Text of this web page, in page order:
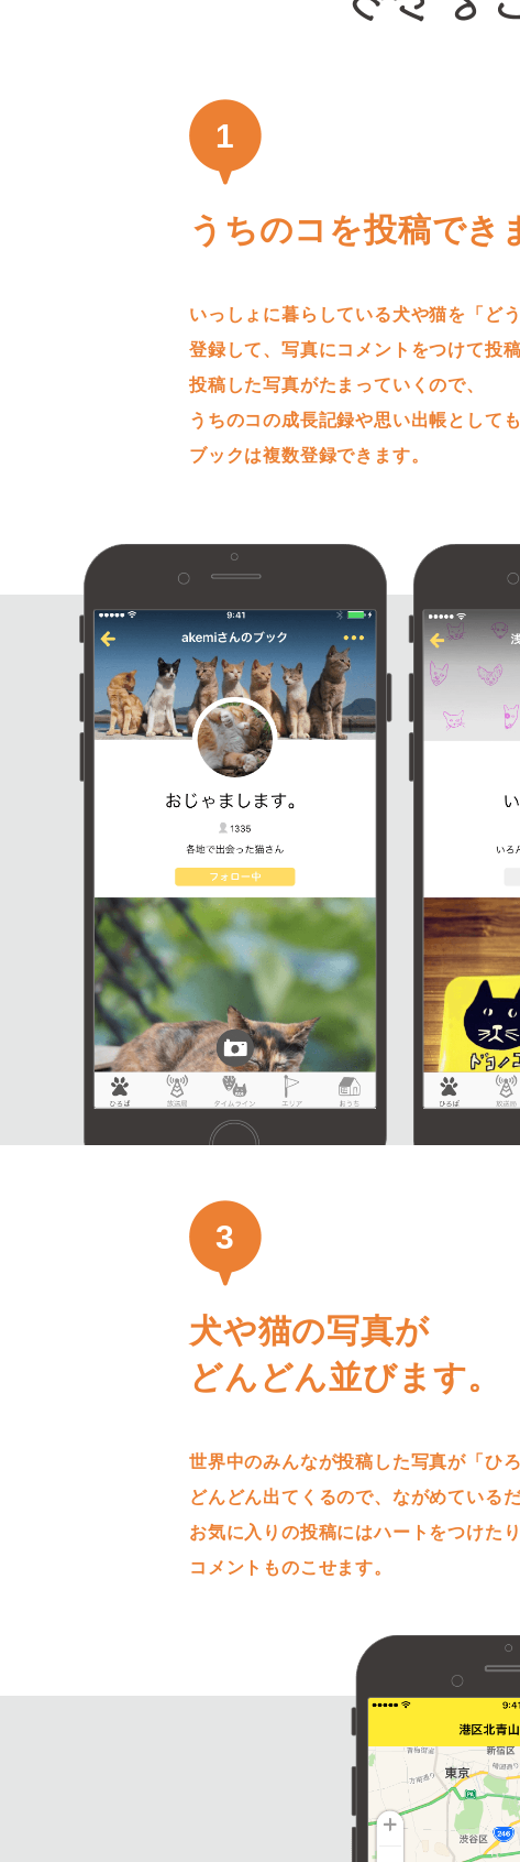
1
うちのコを投稿でき
いっしょに暮らしている犬や猫を「ど
登録して、写真にコメントをつけて投稿
投稿した写真がたまっていくので、
うちのコの成長記録や思い出帳として
ブックは複数登録できます。
3
犬や猫の写真が
どんどん並びます。
世界中のみんなが投稿した写真が「ひ
どんどん出てくるので、ながめている
お気に入りの投稿にはハートをつけたり
コメントものこせます。